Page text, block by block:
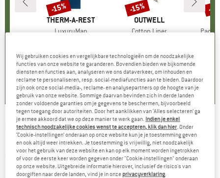
)
MERK
THERM-A-REST
Artikel
LuxuryMap
€ 140,21
5,0(5)
Korting
-15%
MERK
OUTWELL
Artikel
Cotton Liner
4,3(3)
Korting
-15%
Artikel
-
BUSHCRAFT ESSENTIALS -Multifunktions-
Einschub Bushbox XL
(0)
Wij gebruiken cookies en vergelijkbare technologieën om de noodzakelijke
functies van onze website te garanderen. Bovendien bieden we bijkomende
diensten en functies aan, analyseren we ons dataverkeer, om inhouden en
reclame te personaliseren, resp. social-mediafuncties aan te bieden. Daardoor
zijn ook onze social-media-, reclame- en analysepartners op de hoogte van je
gebruik van onze website. Sommige daarvan bevinden zich in derde landen
zonder voldoende garanties om je gegevens te beschermen, bijvoorbeeld
tegen toegang door autoriteiten. Door het aanklikken van ‘Alles selecteren’ ga
je ermee akkoord dat we op deze manier te werk gaan. Indien je enkel
technisch noodzakelijke cookies wenst te accepteren, klik dan hier . Onder
‘Cookie-instellingen’ onderaan op onze website kun je je toestemming geven
en ook altijd weer intrekken. Je toestemming is vrijwillig, niet noodzakelijk
voor het gebruik van deze website en kan op elk moment worden ingetrokken
of voor de eerste keer worden gegeven onder "Cookie-instellingen" onderaan
op onze website. Uitgebreide informatie hierover, inclusief de risico's van
doorgiften naar derde landen, vind je in onze privacyverklaring